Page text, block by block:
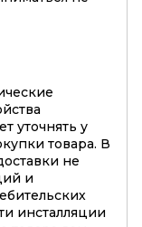
уточнять у
товара. В
не
и
инсталляции